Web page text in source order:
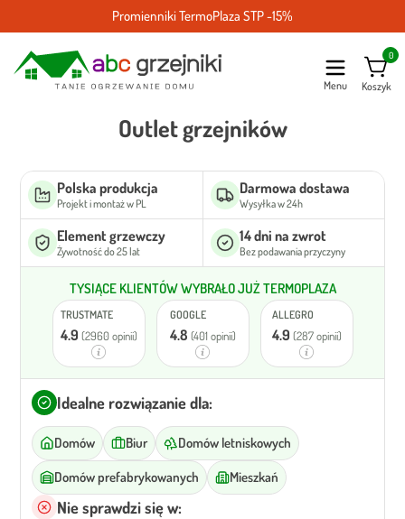
Promienniki TermoPlaza STP -15%
Menu
0
Koszyk
Outlet grzejników
Polska produkcja
Projekt i montaż w PL
Darmowa dostawa
Wysyłka w 24h
Element grzewczy
Żywotność do 25 lat
14 dni na zwrot
Bez podawania przyczyny
TYSIĄCE KLIENTÓW WYBRAŁO JUŻ TERMOPLAZA
TRUSTMATE
4.9 (2960 opinii)
GOOGLE
4.8 (401 opinii)
ALLEGRO
4.9 (287 opinii)
Idealne rozwiązanie dla:
Domów Biur
Domów letniskowych
Domów prefabrykowanych
Mieszkań
Nie sprawdzi się w: